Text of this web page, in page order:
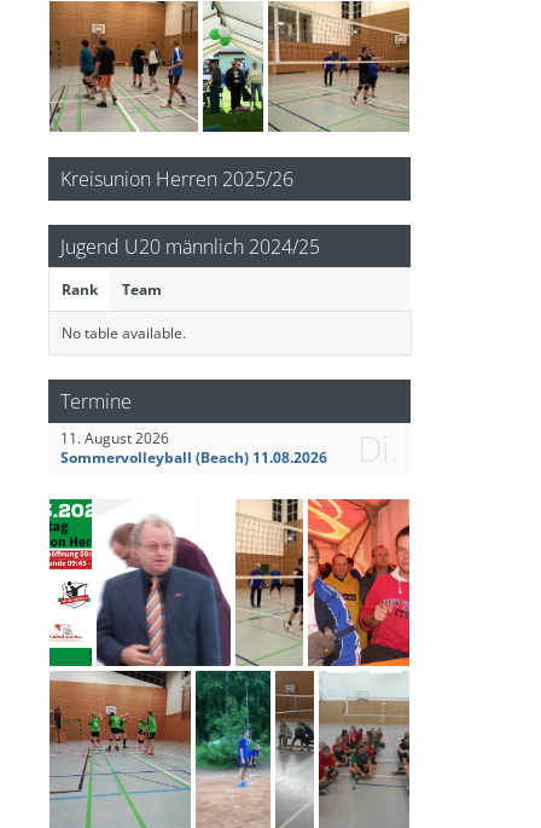
Kreisunion Herren 2025/26
Jugend U20 männlich 2024/25
Rank Team
No table available.
Termine
Di.
11. August 2026
Sommervolleyball (Beach) 11.08.2026